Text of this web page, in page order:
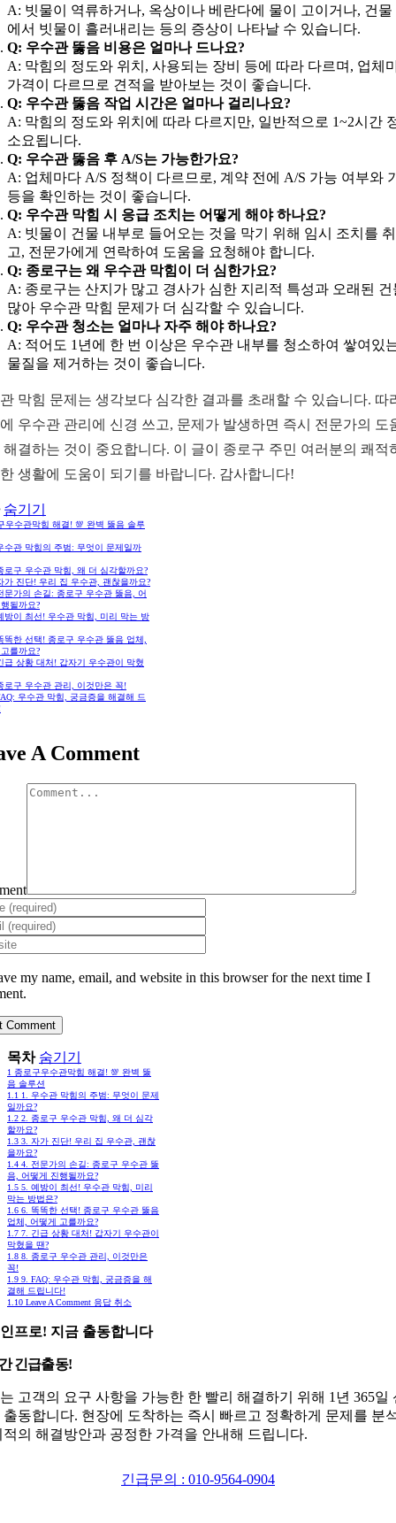
A: 빗물이 역류하거나, 옥상이나 베란다에 물이 고이거나, 건물
에서 빗물이 흘러내리는 등의 증상이 나타날 수 있습니다.
Q: 우수관 뚫음 비용은 얼마나 드나요?
A: 막힘의 정도와 위치, 사용되는 장비 등에 따라 다르며, 업체
가격이 다르므로 견적을 받아보는 것이 좋습니다.
Q: 우수관 뚫음 작업 시간은 얼마나 걸리나요?
A: 막힘의 정도와 위치에 따라 다르지만, 일반적으로 1~2시간
소요됩니다.
Q: 우수관 뚫음 후 A/S는 가능한가요?
A: 업체마다 A/S 정책이 다르므로, 계약 전에 A/S 가능 여부와
등을 확인하는 것이 좋습니다.
Q: 우수관 막힘 시 응급 조치는 어떻게 해야 하나요?
A: 빗물이 건물 내부로 들어오는 것을 막기 위해 임시 조치를
고, 전문가에게 연락하여 도움을 요청해야 합니다.
Q: 종로구는 왜 우수관 막힘이 더 심한가요?
A: 종로구는 산지가 많고 경사가 심한 지리적 특성과 오래된 건
많아 우수관 막힘 문제가 더 심각할 수 있습니다.
Q: 우수관 청소는 얼마나 자주 해야 하나요?
A: 적어도 1년에 한 번 이상은 우수관 내부를 청소하여 쌓여있
물질을 제거하는 것이 좋습니다.
막힘 문제는 생각보다 심각한 결과를 초래할 수 있습니다. 따
우수관 관리에 신경 쓰고, 문제가 발생하면 즉시 전문가의 도
해결하는 것이 중요합니다. 이 글이 종로구 주민 여러분의 쾌적
생활에 도움이 되기를 바랍니다. 감사합니다!
숨기기
우수관막힘 해결! 💯 완벽 뚫음 솔루
수관 막힘의 주범: 무엇이 문제일까
로구 우수관 막힘, 왜 더 심각할까요?
가 진단! 우리 집 우수관, 괜찮을까요?
문가의 손길: 종로구 우수관 뚫음, 어
될까요?
방이 최선! 우수관 막힘, 미리 막는 방
똑한 선택! 종로구 우수관 뚫음 업체,
를까요?
급 상황 대처! 갑자기 우수관이 막혔
로구 우수관 관리, 이것만은 꼭!
우수관 막힘, 궁금증을 해결해 드
A Comment
my name, email, and website in this browser for the next time I
목차 숨기기
1 종로구우수관막힘 해결! 💯 완벽 뚫
음 솔루션
1.1 1. 우수관 막힘의 주범: 무엇이 문제
일까요?
1.2 2. 종로구 우수관 막힘, 왜 더 심각
할까요?
1.3 3. 자가 진단! 우리 집 우수관, 괜찮
을까요?
1.4 4. 전문가의 손길: 종로구 우수관 뚫
음, 어떻게 진행될까요?
1.5 5. 예방이 최선! 우수관 막힘, 미리
막는 방법은?
1.6 6. 똑똑한 선택! 종로구 우수관 뚫음
업체, 어떻게 고를까요?
1.7 7. 긴급 상황 대처! 갑자기 우수관이
막혔을 땐?
1.8 8. 종로구 우수관 관리, 이것만은
꼭!
1.9 9. FAQ: 우수관 막힘, 궁금증을 해
결해 드립니다!
1.10 Leave A Comment 응답 취소
프로! 지금 출동합니다
긴급출동!
고객의 요구 사항을 가능한 한 빨리 해결하기 위해 1년 365일
출동합니다. 현장에 도착하는 즉시 빠르고 정확하게 문제를 분
적의 해결방안과 공정한 가격을 안내해 드립니다.
긴급문의 : 010-9564-0904